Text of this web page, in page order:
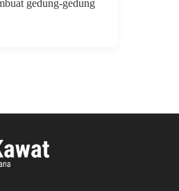
gedung-gedung